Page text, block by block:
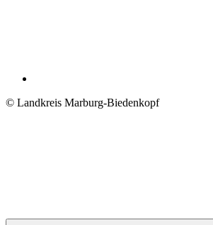
© Landkreis Marburg-Biedenkopf